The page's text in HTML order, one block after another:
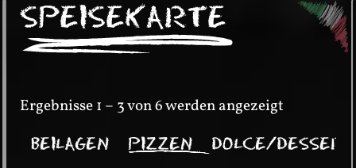
SPEISEKARTE
Ergebnisse 1 – 3 von 6 werden angezeigt
BEILAGEN PIZZEN DOLCE/DESSERT